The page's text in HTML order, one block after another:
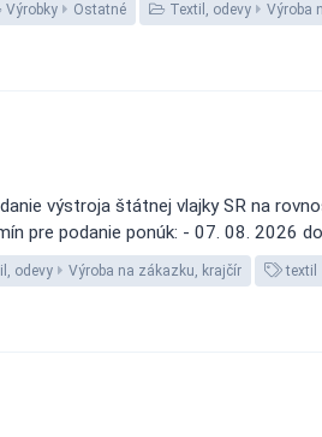
Výrobky Ostatné Textil, odevy Výroba
výstroja štátnej vlajky SR na
pre podanie ponúk: - 07. 08. 2026
odevy Výroba na zákazku, krajčír textil